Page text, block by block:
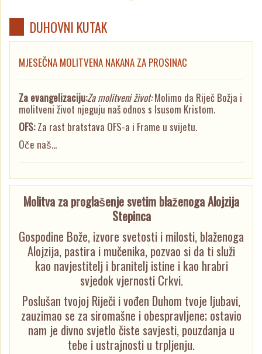
DUHOVNI KUTAK
MJESEČNA MOLITVENA NAKANA ZA PROSINAC
Za evangelizaciju:Za molitveni život:Molimo da Riječ Božja i
molitveni život njeguju naš odnos s Isusom Kristom.
OFS:Za rast bratstava OFS-a i Frame u svijetu.
Oče naš...
Molitva za proglašenje svetim blaženoga Alojzija
Stepinca
Gospodine Bože, izvore svetosti i milosti, blaženoga
Alojzija, pastira i mučenika, pozvao si da ti služi
kao navjestitelj i branitelj istine i kao hrabri
svjedok vjernosti Crkvi.
Poslušan tvojoj Riječi i vođen Duhom tvoje ljubavi,
zauzimao se za siromašne i obespravljene; ostavio
nam je divno svjetlo čiste savjesti, pouzdanja u
tebe i ustrajnosti u trpljenju.